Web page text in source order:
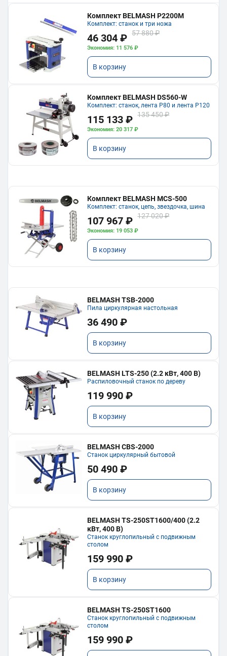
Комплект BELMASH P2200M
Комплект: станок и три ножа
46 304 ₽ 57 880 ₽
Экономия: 11 576 ₽
В корзину
Комплект BELMASH DS560-W
Комплект: станок, лента P80 и лента P120
115 133 ₽ 135 450 ₽
Экономия: 20 317 ₽
В корзину
Комплект BELMASH MCS-500
Комплект: станок, цепь, звездочка, шина
107 967 ₽ 127 020 ₽
Экономия: 19 053 ₽
В корзину
BELMASH TSB-2000
Пила циркулярная настольная
36 490 ₽
В корзину
BELMASH LTS-250 (2.2 кВт, 400 В)
Распиловочный станок по дереву
119 990 ₽
В корзину
BELMASH CBS-2000
Станок циркулярный бытовой
50 490 ₽
В корзину
BELMASH TS-250ST1600/400 (2.2
кВт, 400 В)
Станок круглопильный с подвижным
столом
159 990 ₽
В корзину
BELMASH TS-250ST1600
Станок круглопильный с подвижным
столом
159 990 ₽